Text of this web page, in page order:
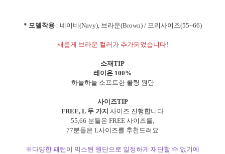
* 모델착용: 네이비(Navy), 브라운(Brown) / 프리사이즈(55~66)
새롭게 브라운 컬러가 추가되었습니다!
소재TIP
레이온 100%
하늘하늘 소프트한 쿨링 원단
사이즈TIP
FREE, L 두 가지 사이즈 진행합니다
55,66 분들은 FREE 사이즈를,
77분들은 L사이즈를 추천드려요
※다양한 패턴이 믹스된 원단으로 일정하게 재단할 수 없기에